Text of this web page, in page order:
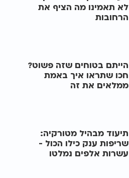
לא תאמינו מה הציף את
הרחובות
הייתם בטוחים שזה פשוט?
חכו שתראו איך באמת
ממלאים את זה
תיעוד מבהיל מטורקיה:
שריפות ענק כילו הכול -
עשרות אלפים נמלטו